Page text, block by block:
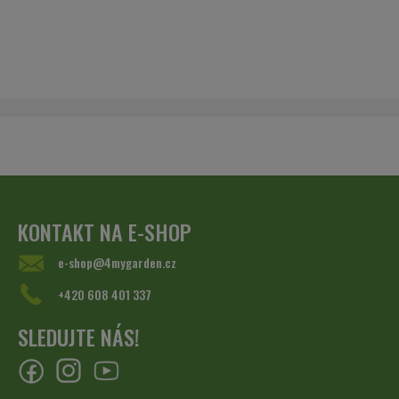
KONTAKT NA E-SHOP
e-shop@4mygarden.cz
+420 608 401 337
SLEDUJTE NÁS!